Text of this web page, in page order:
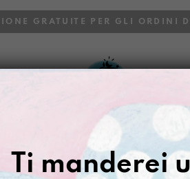
GRATUITE PER GLI ORDINI
Ti manderei